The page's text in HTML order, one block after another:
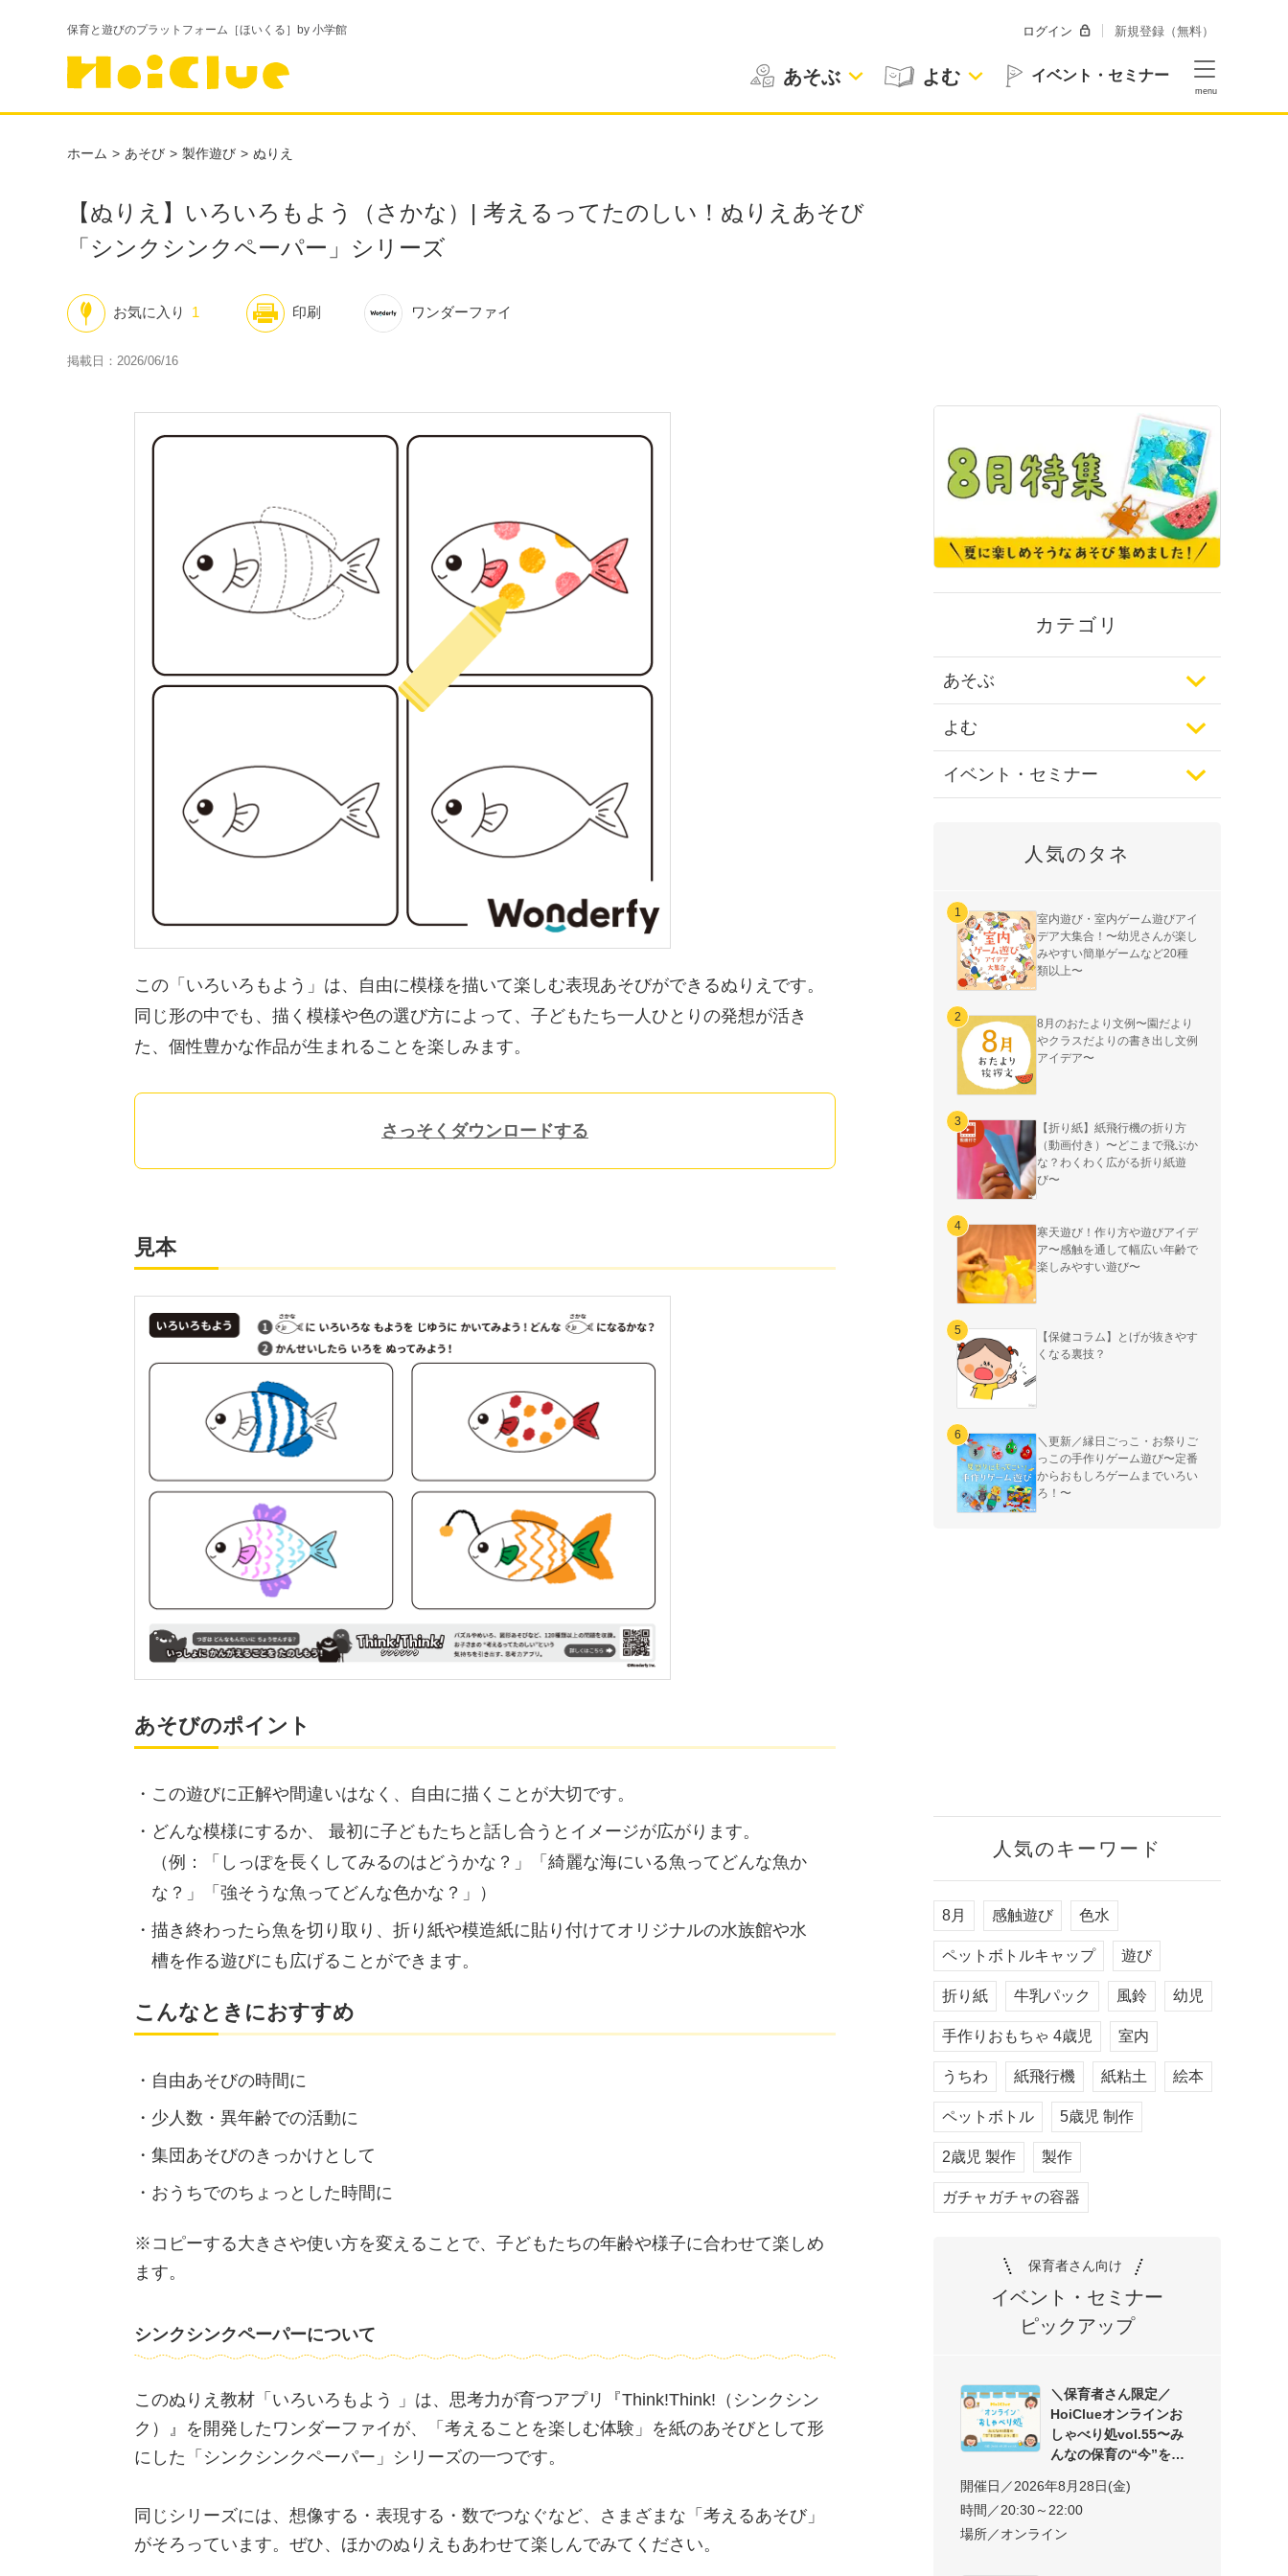
保育と遊びのプラットフォーム［ほいくる］by 小学館
あそぶ よむ イベント・セミナー
ログイン 新規登録（無料）
ホーム あそび 製作遊び ぬりえ
【ぬりえ】いろいろもよう（さかな）| 考えるってたのしい！ぬりえあそび
「シンクシンクペーパー」シリーズ
ワンダーファイ
お気に入り 1 印刷
掲載日：2026/06/16
この「いろいろもよう」は、自由に模様を描いて楽しむ表現あそびができるぬりえです。
同じ形の中でも、描く模様や色の選び方によって、子どもたち一人ひとりの発想が活き
た、個性豊かな作品が生まれることを楽しみます。
さっそくダウンロードする
見本
あそびのポイント
この遊びに正解や間違いはなく、自由に描くことが大切です。
どんな模様にするか、 最初に子どもたちと話し合うとイメージが広がります。
（例：「しっぽを長くしてみるのはどうかな？」「綺麗な海にいる魚ってどんな魚か
な？」「強そうな魚ってどんな色かな？」）
描き終わったら魚を切り取り、折り紙や模造紙に貼り付けてオリジナルの水族館や水
槽を作る遊びにも広げることができます。
こんなときにおすすめ
自由あそびの時間に
少人数・異年齢での活動に
集団あそびのきっかけとして
おうちでのちょっとした時間に
※コピーする大きさや使い方を変えることで、子どもたちの年齢や様子に合わせて楽しめ
ます。
シンクシンクペーパーについて
このぬりえ教材「いろいろもよう 」は、思考力が育つアプリ『Think!Think!（シンクシン
ク）』を開発したワンダーファイが、「考えることを楽しむ体験」を紙のあそびとして形
にした「シンクシンクペーパー」シリーズの一つです。
同じシリーズには、想像する・表現する・数でつなぐなど、さまざまな「考えるあそび」
がそろっています。ぜひ、ほかのぬりえもあわせて楽しんでみてください。
カテゴリ
あそぶ
よむ
イベント・セミナー
人気のタネ
室内遊び・室内ゲーム遊びアイ
デア大集合！〜幼児さんが楽し
みやすい簡単ゲームなど20種
類以上〜
8月のおたより文例〜園だより
やクラスだよりの書き出し文例
アイデア〜
【折り紙】紙飛行機の折り方
（動画付き）〜どこまで飛ぶか
な？わくわく広がる折り紙遊
び〜
寒天遊び！作り方や遊びアイデ
ア〜感触を通して幅広い年齢で
楽しみやすい遊び〜
【保健コラム】とげが抜きやす
くなる裏技？
＼更新／縁日ごっこ・お祭りご
っこの手作りゲーム遊び〜定番
からおもしろゲームまでいろい
ろ！〜
人気のキーワード
8月 感触遊び 色水
ペットボトルキャップ 遊び
折り紙 牛乳パック 風鈴 幼児
手作りおもちゃ 4歳児 室内
うちわ 紙飛行機 紙粘土 絵本
ペットボトル 5歳児 制作
2歳児 製作 製作
ガチャガチャの容器
保育者さん向け
イベント・セミナー
ピックアップ
＼保育者さん限定／
HoiClueオンラインお
しゃべり処vol.55〜み
んなの保育の“今”を交
開催日／2026年8月28日(金)
時間／20:30～22:00
場所／オンライン